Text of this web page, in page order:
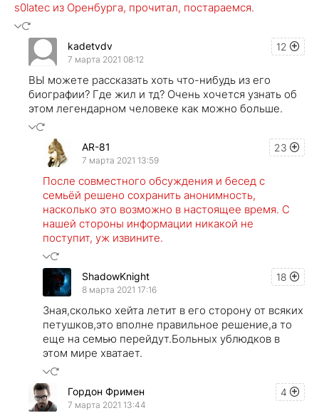
s0latec из Оренбурга, прочитал, постараемся.
12
kadetvdv
7 марта 2021 08:12
ВЫ можете рассказать хоть что-нибудь из его
биографии? Где жил и тд? Очень хочется узнать об
этом легендарном человеке как можно больше.
23
AR-81
7 марта 2021 13:59
После совместного обсуждения и бесед с
семьёй решено сохранить анонимность,
насколько это возможно в настоящее время. С
нашей стороны информации никакой не
поступит, уж извините.
18
ShadowKnight
8 марта 2021 17:16
Зная,сколько хейта летит в его сторону от всяких
петушков,это вполне правильное решение,а то
еще на семью перейдут.Больных ублюдков в
этом мире хватает.
4
Гордон Фримен
7 марта 2021 13:44